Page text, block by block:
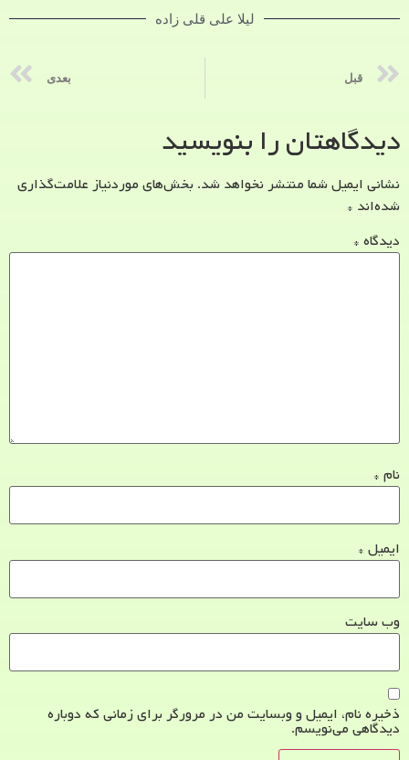
لیلا علی قلی زاده
قبل بعدی
دیدگاهتان را بنویسید
نشانی ایمیل شما منتشر نخواهد شد. بخش‌های موردنیاز علامت‌گذاری
شده‌اند *
دیدگاه *
نام *
ایمیل *
وب‌ سایت
ذخیره نام، ایمیل و وبسایت من در مرورگر برای زمانی که دوباره
دیدگاهی می‌نویسم.